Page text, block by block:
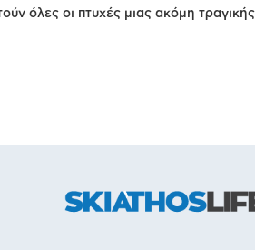
όλες οι πτυχές μιας ακόμη